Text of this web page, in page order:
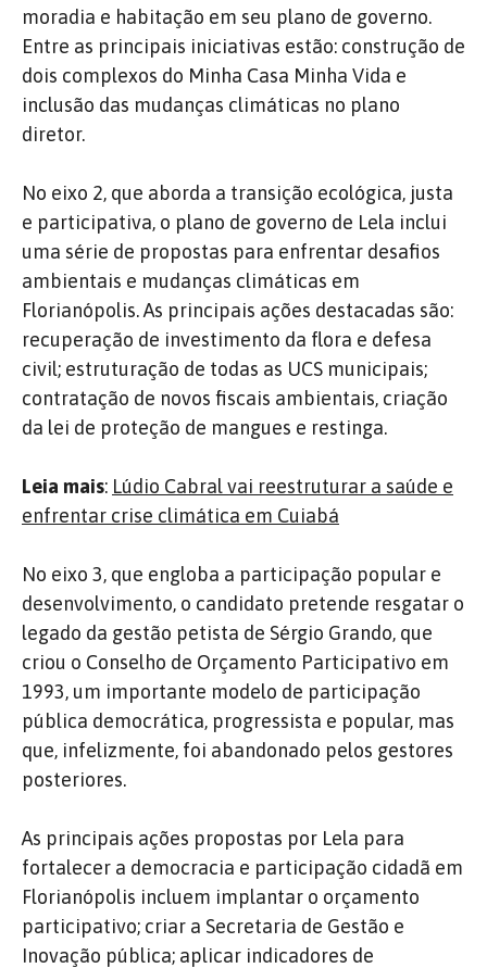
moradia e habitação em seu plano de governo.
Entre as principais iniciativas estão: construção de
dois complexos do Minha Casa Minha Vida e
inclusão das mudanças climáticas no plano
diretor.
No eixo 2, que aborda a transição ecológica, justa
e participativa, o plano de governo de Lela inclui
uma série de propostas para enfrentar desafios
ambientais e mudanças climáticas em
Florianópolis. As principais ações destacadas são:
recuperação de investimento da flora e defesa
civil; estruturação de todas as UCS municipais;
contratação de novos fiscais ambientais, criação
da lei de proteção de mangues e restinga.
Leia mais: Lúdio Cabral vai reestruturar a saúde e
enfrentar crise climática em Cuiabá
No eixo 3, que engloba a participação popular e
desenvolvimento, o candidato pretende resgatar o
legado da gestão petista de Sérgio Grando, que
criou o Conselho de Orçamento Participativo em
1993, um importante modelo de participação
pública democrática, progressista e popular, mas
que, infelizmente, foi abandonado pelos gestores
posteriores.
As principais ações propostas por Lela para
fortalecer a democracia e participação cidadã em
Florianópolis incluem implantar o orçamento
participativo; criar a Secretaria de Gestão e
Inovação pública; aplicar indicadores de